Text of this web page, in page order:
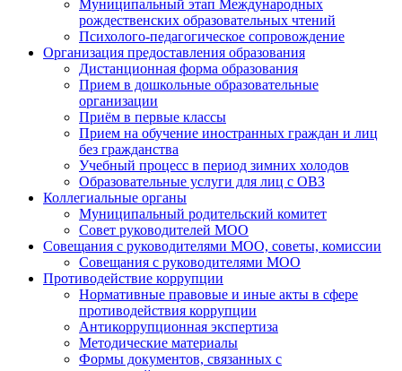
Муниципальный этап Международных
рождественских образовательных чтений
Психолого-педагогическое сопровождение
Организация предоставления образования
Дистанционная форма образования
Прием в дошкольные образовательные
организации
Приём в первые классы
Прием на обучение иностранных граждан и лиц
без гражданства
Учебный процесс в период зимних холодов
Образовательные услуги для лиц с ОВЗ
Коллегиальные органы
Муниципальный родительский комитет
Совет руководителей МОО
Совещания с руководителями МОО, советы, комиссии
Совещания с руководителями МОО
Противодействие коррупции
Нормативные правовые и иные акты в сфере
противодействия коррупции
Антикоррупционная экспертиза
Методические материалы
Формы документов, связанных с